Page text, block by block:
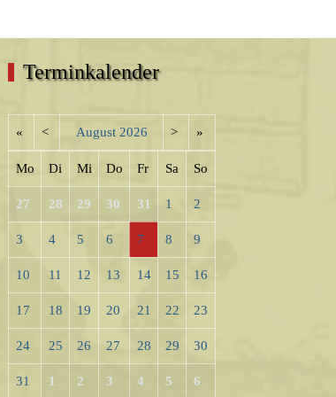
Terminkalender
« < August 2026 > »
Mo Di Mi Do Fr Sa So
27 28 29 30 31 1 2
3 4 5 6 7 8 9
10 11 12 13 14 15 16
17 18 19 20 21 22 23
24 25 26 27 28 29 30
31 1 2 3 4 5 6